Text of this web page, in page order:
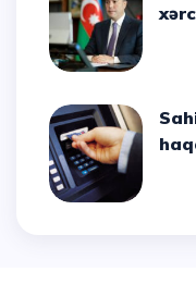
Sahil Babayev pensiya